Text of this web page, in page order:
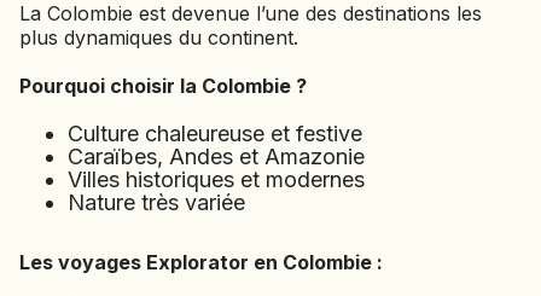
La Colombie est devenue l’une des destinations les
plus dynamiques du continent.
Pourquoi choisir la Colombie ?
Culture chaleureuse et festive
Caraïbes, Andes et Amazonie
Villes historiques et modernes
Nature très variée
Les voyages Explorator en Colombie :